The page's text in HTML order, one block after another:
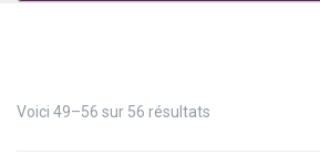
Voici 49–56 sur 56 résultats